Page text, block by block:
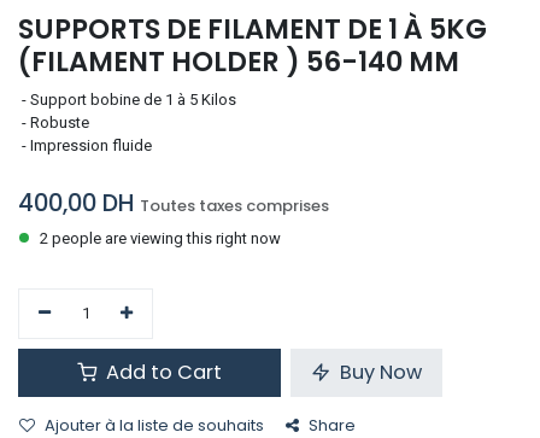
SUPPORTS DE FILAMENT DE 1 À 5KG
(FILAMENT HOLDER ) 56-140 MM
- Support bobine de 1 à 5 Kilos
- Robuste
- Impression fluide
400,00 DH Toutes taxes comprises
2 people are viewing this right now
Add to Cart Buy Now
Ajouter à la liste de souhaits Share